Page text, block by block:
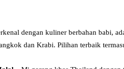
dengan kuliner berbahan babi,
dan Krabi. Pilihan terbaik